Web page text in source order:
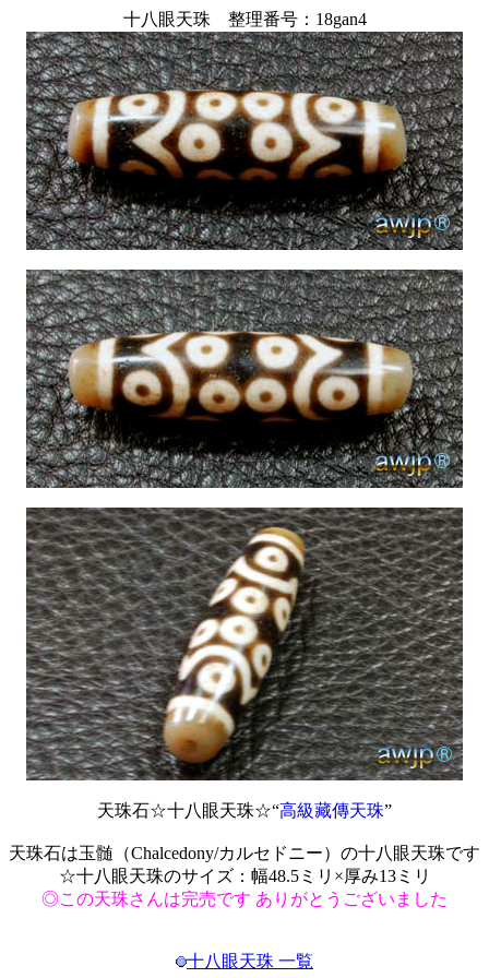
十八眼天珠 整理番号：18gan4
天珠石☆十八眼天珠☆“高級藏傳天珠”
天珠石は玉髄（Chalcedony/カルセドニー）の十八眼天珠です
☆十八眼天珠のサイズ：幅48.5ミリ×厚み13ミリ
◎この天珠さんは完売です ありがとうございました
十八眼天珠 一覧